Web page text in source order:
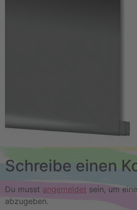
Schreibe einen
Du musst angemeldet sein, um
abzugeben.